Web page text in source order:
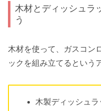
木材とディッシュラ
う
木材を使って、ガスコン
ックを組み立てるという
木製ディッシュ